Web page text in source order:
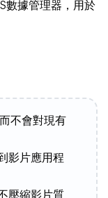
數據管理器，用於
不會對現有
影片應用程